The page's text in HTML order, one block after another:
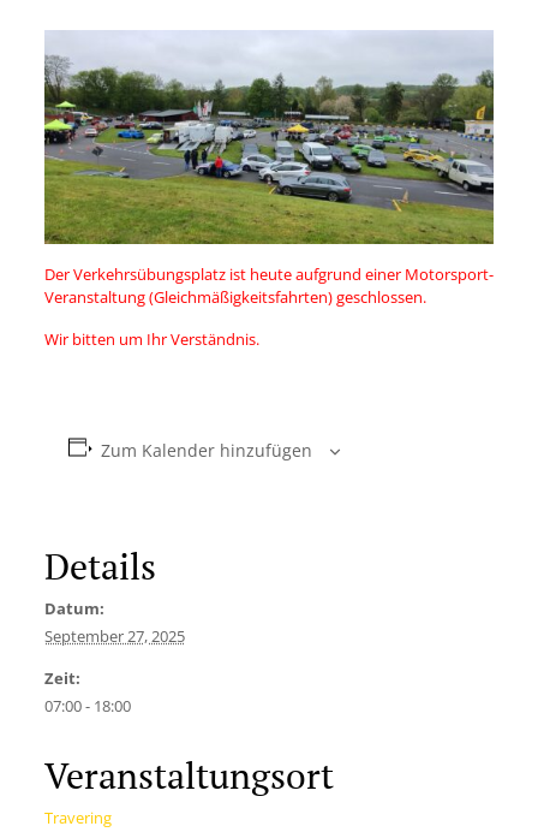
Der Verkehrsübungsplatz ist heute aufgrund einer Motorsport-
Veranstaltung (Gleichmäßigkeitsfahrten) geschlossen.
Wir bitten um Ihr Verständnis.
Zum Kalender hinzufügen
Details
Datum:
September 27, 2025
Zeit:
07:00 - 18:00
Veranstaltungsort
Travering